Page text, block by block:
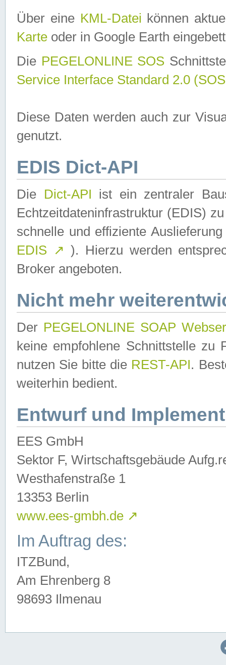
Über eine KML-Datei können
Karte oder in Google Earth
Die PEGELONLINE SOS
Service Interface Standard 2.0
Diese Daten werden auch zur
genutzt.
EDIS Dict-API
Die Dict-API ist ein zentraler
Echtzeitdateninfrastruktur (EDIS)
schnelle und effiziente
EDIS ↗ ). Hierzu werden
Broker angeboten.
Nicht mehr
Der PEGELONLINE SOAP
keine empfohlene Schnittstelle zu
nutzen Sie bitte die REST-API.
weiterhin bedient.
Entwurf und
EES GmbH
Sektor F, Wirtschaftsgebäude
Westhafenstraße 1
13353 Berlin
www.ees-gmbh.de ↗
Im Auftrag des:
ITZBund,
Am Ehrenberg 8
98693 Ilmenau